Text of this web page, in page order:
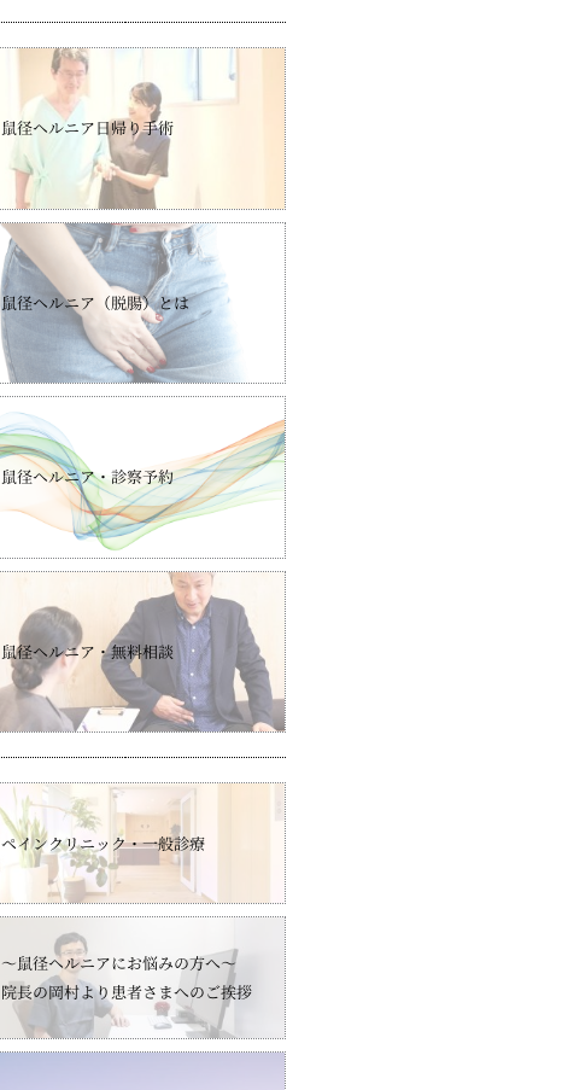
鼠径ヘルニア日帰り手術
鼠径ヘルニア（脱腸）とは
鼠径ヘルニア・診察予約
鼠径ヘルニア・無料相談
ペインクリニック・一般診療
～鼠径ヘルニアにお悩みの方へ～
院長の岡村より患者さまへのご挨拶